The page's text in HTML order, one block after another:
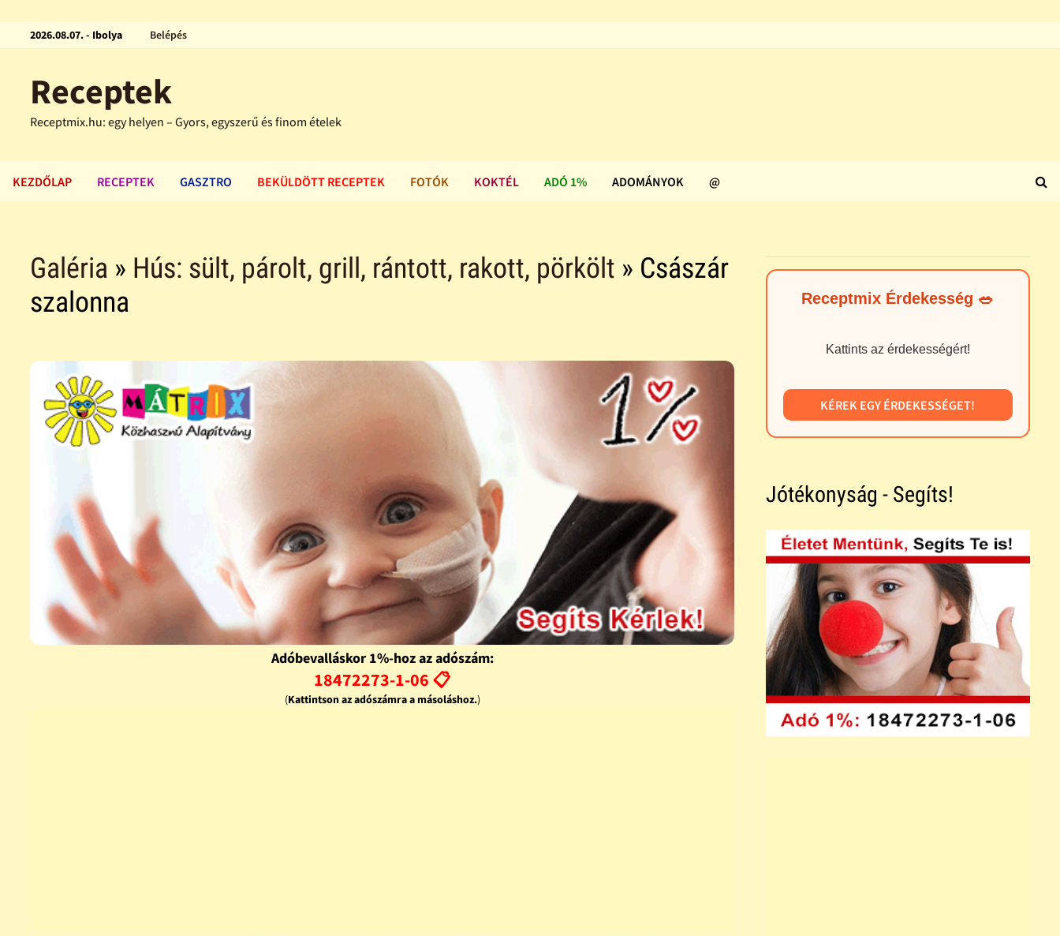
2026.08.07. - Ibolya Belépés
Receptek
Receptmix.hu: egy helyen – Gyors, egyszerű és finom ételek
KEZDŐLAP RECEPTEK GASZTRO BEKÜLDÖTT RECEPTEK FOTÓK KOKTÉL ADÓ 1% ADOMÁNYOK @
Galéria » Hús: sült, párolt, grill, rántott, rakott, pörkölt » Császár
szalonna
Adóbevalláskor 1%-hoz az adószám:
18472273-1-06 📋
(Kattintson az adószámra a másoláshoz.)
Receptmix Érdekesség 🥗
Kattints az érdekességért!
KÉREK EGY ÉRDEKESSÉGET!
Jótékonyság - Segíts!